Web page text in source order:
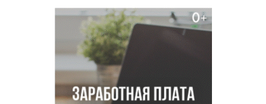
Движение на три месяца ограничат на трассе
«Новосибирск - Ленинск-Кузнецкий»
Новосибирских школьников обязали кормить
морепродуктами с 1 сентября